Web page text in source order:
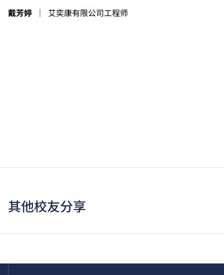
戴芳婷 艾奕康有限公司工程师
其他校友分享